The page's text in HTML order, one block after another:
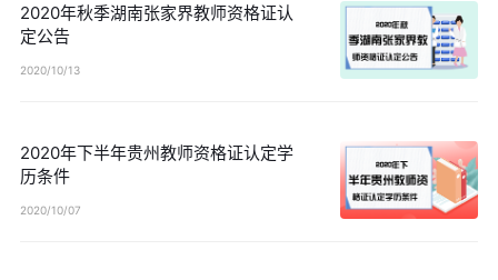
2020年秋季湖南张家界教师资格证认
定公告
2020/10/13
2020年下半年贵州教师资格证认定学
历条件
2020/10/07